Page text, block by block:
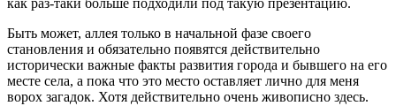
как раз-таки больше подходили под такую презентацию.
Быть может, аллея только в начальной фазе своего
становления и обязательно появятся действительно
исторически важные факты развития города и бывшего на его
месте села, а пока что это место оставляет лично для меня
ворох загадок. Хотя действительно очень живописно здесь.